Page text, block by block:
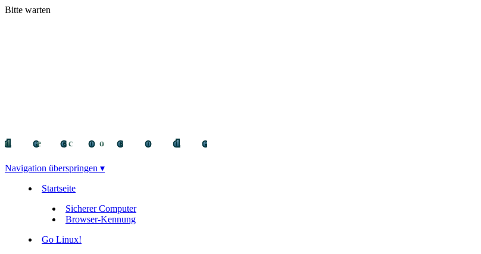
Bitte warten
decocode
decocode
deco
Navigation überspringen ▾
Startseite
Sicherer Computer
Browser-Kennung
Go Linux!